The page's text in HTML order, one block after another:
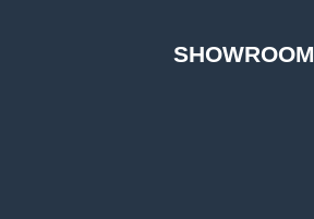
SHOWROOM